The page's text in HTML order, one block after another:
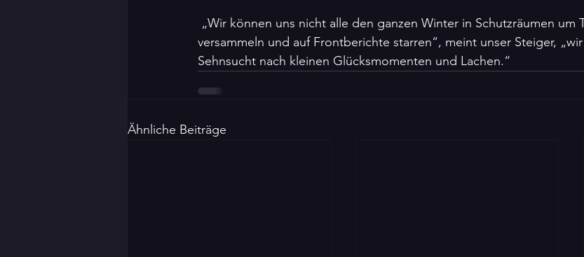
versammeln und auf Frontberichte starren“, meint unser Steiger,
Sehnsucht nach kleinen Glücksmomenten und Lachen.“
Ähnliche Beiträge